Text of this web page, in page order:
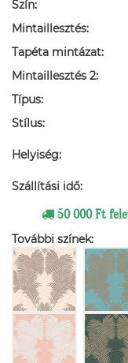
Szín:
Mintaillesztés:
Tapéta mintázat:
Mintaillesztés 2:
Típus:
Stílus:
Helyiség:
Szállítási idő:
50 000 Ft
További színek: